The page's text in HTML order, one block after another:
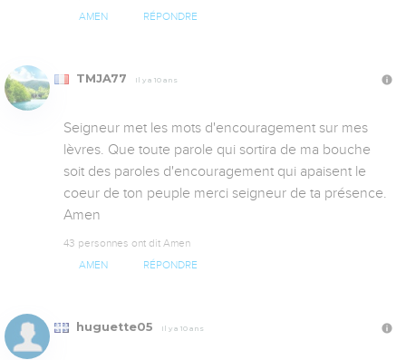
AMEN RÉPONDRE
TMJA77 Il y a 10 ans
Seigneur met les mots d'encouragement sur mes
lèvres. Que toute parole qui sortira de ma bouche
soit des paroles d'encouragement qui apaisent le
coeur de ton peuple merci seigneur de ta présence.
Amen
43 personnes ont dit Amen
AMEN RÉPONDRE
huguette05 Il y a 10 ans